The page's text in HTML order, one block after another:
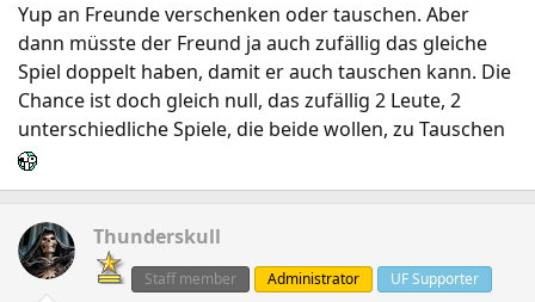
Yup an Freunde verschenken oder tauschen. Aber
dann müsste der Freund ja auch zufällig das gleiche
Spiel doppelt haben, damit er auch tauschen kann. Die
Chance ist doch gleich null, das zufällig 2 Leute, 2
unterschiedliche Spiele, die beide wollen, zu Tauschen
Thunderskull
Staff member Administrator UF Supporter